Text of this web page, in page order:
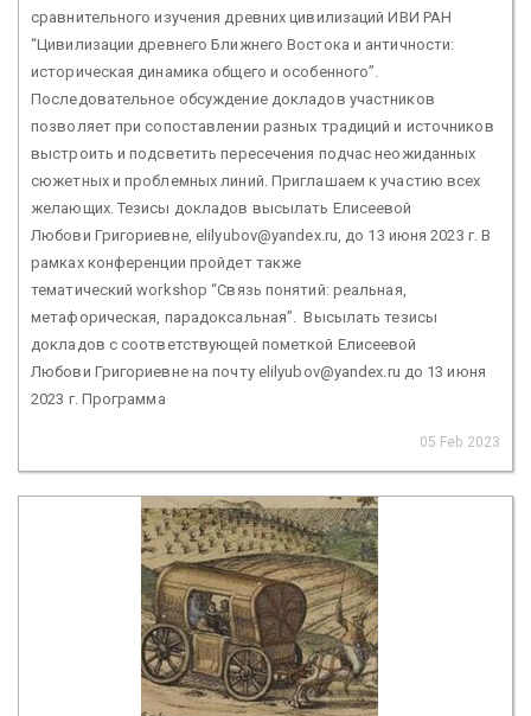
сравнительного изучения древних цивилизаций ИВИ РАН
“Цивилизации древнего Ближнего Востока и античности:
историческая динамика общего и особенного”.
Последовательное обсуждение докладов участников
позволяет при сопоставлении разных традиций и источников
выстроить и подсветить пересечения подчас неожиданных
сюжетных и проблемных линий. Приглашаем к участию всех
желающих. Тезисы докладов высылать Елисеевой
Любови Григориевне, elilyubov@yandex.ru, до 13 июня 2023 г. В
рамках конференции пройдет также
тематический workshop “Связь понятий: реальная,
метафорическая, парадоксальная”. Высылать тезисы
докладов с соответствующей пометкой Елисеевой
Любови Григориевне на почту elilyubov@yandex.ru до 13 июня
2023 г. Программа
05 Feb 2023